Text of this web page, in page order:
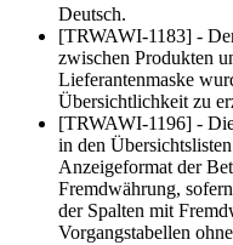
Deutsch.
[TRWAWI-1183] -
zwischen Produkten
Lieferantenmaske
Übersichtlichkeit zu
[TRWAWI-1196] -
in den
Anzeigeformat der
Fremdwährung,
der Spalten mit
Vorgangstabellen